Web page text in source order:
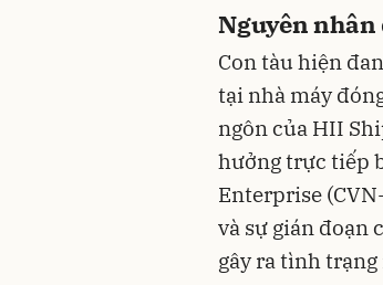
Nguyên
Con tàu hiện
tại nhà máy
ngôn của HII
hưởng trực tiếp
Enterprise
và sự gián đoạn
gây ra tình trạng